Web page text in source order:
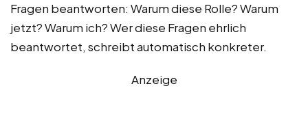
Fragen beantworten: Warum diese Rolle? Warum
jetzt? Warum ich? Wer diese Fragen ehrlich
beantwortet, schreibt automatisch konkreter.
Anzeige